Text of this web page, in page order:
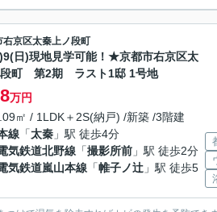
右京区太秦上ノ段町
日)現地見学可能！★京都市右京区太
段町 第2期 ラスト1邸 1号地
万円
㎡ / 1LDK＋2S(納戸) /新築 /3階建
線 「太秦 」駅 徒歩4分
気鉄道北野線 「撮影所前 」駅 徒歩2分
気鉄道嵐山本線 「帷子ノ辻 」駅 徒歩5